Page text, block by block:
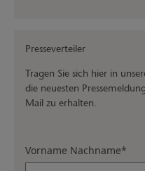
Presseverteiler
Tragen Sie sich hier in
die neuesten
Mail zu erhalten.
Vorname Nachname*